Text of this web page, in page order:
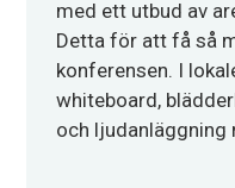
med ett utbud av
Detta för att få så
konferensen. I
whiteboard,
och ljudanläggning